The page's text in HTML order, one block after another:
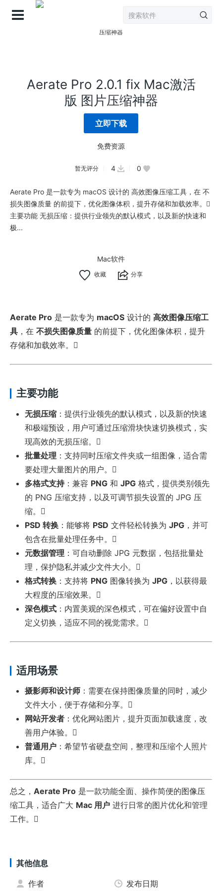
Aerate Pro 2.0.1 fix Mac激活
版 图片压缩神器
立即下载
免费资源
暂无评分 4 0
Aerate Pro 是一款专为 macOS 设计的 高效图像压缩工具，在 不
损失图像质量 的前提下，优化图像体积，提升存储和加载效率。
主要功能 无损压缩：提供行业领先的默认模式，以及新的快速和
极...
Mac软件
分享
Aerate Pro 是一款专为 macOS 设计的 高效图像压缩工
具 ，在 不损失图像质量 的前提下，优化图像体积，提升
存储和加载效率。
主要功能
无损压缩 ：提供行业领先的默认模式，以及新的快速
和极端预设，用户可通过压缩滑块快速切换模式，实
现高效的无损压缩。
批量处理 ：支持同时压缩文件夹或一组图像，适合需
要处理大量图片的用户。
多格式支持：兼容 PNG 和 JPG 格式，提供类别领先
的 PNG 压缩支持，以及可调节损失设置的 JPG 压
缩。
PSD 转换 ：能够将 PSD 文件轻松转换为 JPG ，并可
包含在批量处理任务中。
元数据管理 ：可自动删除 JPG 元数据，包括批量处
理，保护隐私并减少文件大小。
格式转换 ：支持将 PNG 图像转换为 JPG ，以获得最
大程度的压缩效果。
深色模式 ：内置美观的深色模式，可在偏好设置中自
定义切换，适应不同的视觉需求。
适用场景
摄影师和设计师 ：需要在保持图像质量的同时，减少
文件大小，便于存储和分享。
网站开发者 ：优化网站图片，提升页面加载速度，改
善用户体验。
普通用户 ：希望节省硬盘空间，整理和压缩个人照片
库。
总之， Aerate Pro 是一款功能全面、操作简便的图像压
缩工具，适合广大 Mac 用户 进行日常的图片优化和管理
工作。
其他信息
作者 发布日期